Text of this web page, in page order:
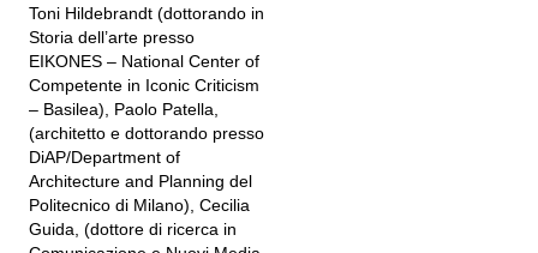
Toni Hildebrandt (dottorando in
Storia dell’arte presso
EIKONES – National Center of
Competente in Iconic Criticism
– Basilea), Paolo Patella,
(architetto e dottorando presso
DiAP/Department of
Architecture and Planning del
Politecnico di Milano), Cecilia
Guida, (dottore di ricerca in